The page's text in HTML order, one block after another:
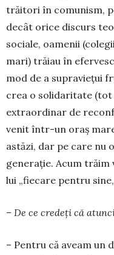
trăitori în comu­nism,
decât orice discurs
sociale, oamenii
mari) trăiau în
mod de a supraviețui
crea o solidaritate (tot
extraordinar de
venit într-un oraș
astăzi, dar pe care nu
generație. Acum trăim
lui „fiecare pentru
– De ce credeți că
– Pentru că aveam un